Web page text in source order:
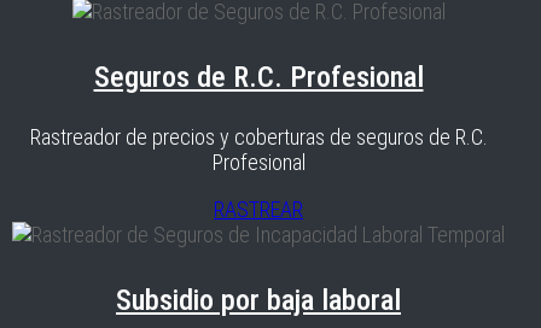
Seguros de R.C. Profesional
Rastreador de precios y coberturas de seguros de R.C.
Profesional
RASTREAR
Subsidio por baja laboral